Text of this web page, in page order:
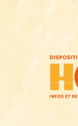
principal